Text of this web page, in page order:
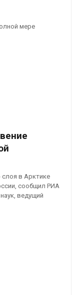
мере
слоя в Арктике
сообщил РИА
ведущий